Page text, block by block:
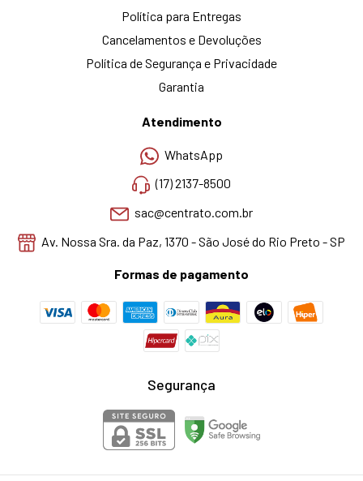
Política para Entregas
Cancelamentos e Devoluções
Política de Segurança e Privacidade
Garantia
Atendimento
WhatsApp
(17) 2137-8500
sac@centrato.com.br
Av. Nossa Sra. da Paz, 1370 - São José do Rio Preto - SP
Formas de pagamento
Segurança